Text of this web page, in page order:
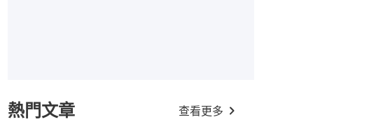
熱門文章 查看更多